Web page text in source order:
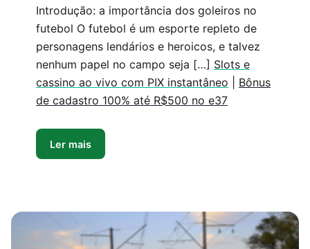
Introdução: a importância dos goleiros no
futebol O futebol é um esporte repleto de
personagens lendários e heroicos, e talvez
nenhum papel no campo seja […] Slots e
cassino ao vivo com PIX instantâneo
Bônus
de cadastro 100% até R$500 no e37
Ler mais